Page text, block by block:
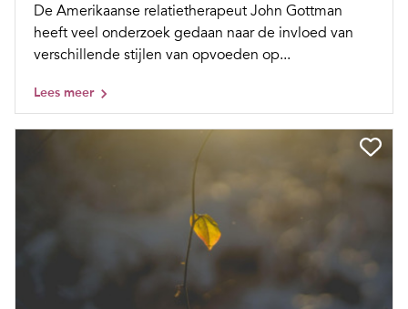
De Amerikaanse relatietherapeut John Gottman
heeft veel onderzoek gedaan naar de invloed van
verschillende stijlen van opvoeden op...
Lees meer